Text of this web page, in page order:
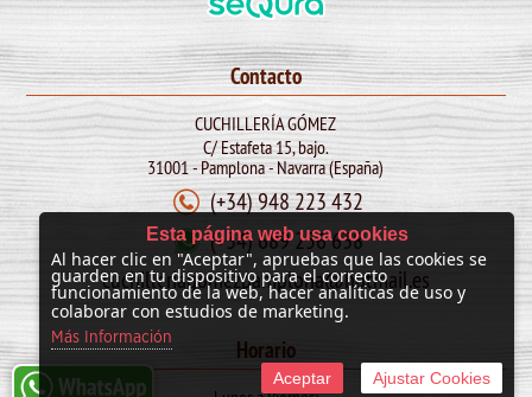
Contacto
CUCHILLERÍA GÓMEZ
C/ Estafeta 15, bajo.
31001 - Pamplona - Navarra (España)
(+34) 948 223 432
(+34) 689 256 638
cuchilleriagomezpamplona@hotmail.es
Horario
Esta página web usa cookies
Al hacer clic en "Aceptar", apruebas que las cookies se
guarden en tu dispositivo para el correcto
funcionamiento de la web, hacer analíticas de uso y
colaborar con estudios de marketing.
Más Información
Aceptar Ajustar Cookies